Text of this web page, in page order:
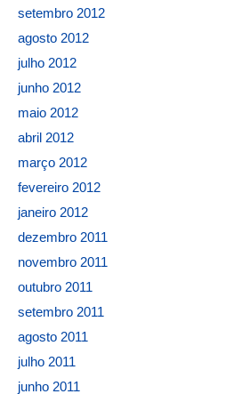
setembro 2012
agosto 2012
julho 2012
junho 2012
maio 2012
abril 2012
março 2012
fevereiro 2012
janeiro 2012
dezembro 2011
novembro 2011
outubro 2011
setembro 2011
agosto 2011
julho 2011
junho 2011